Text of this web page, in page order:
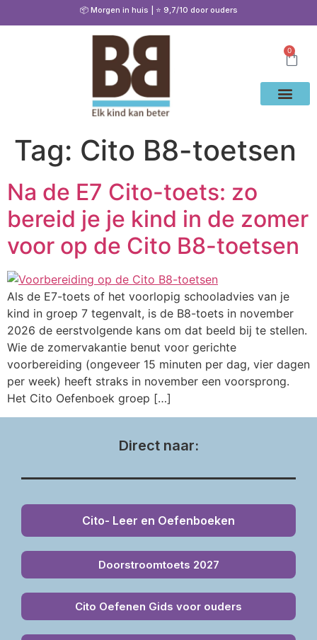
📦 Morgen in huis | ⭐ 9,7/10 door ouders
0
Tag: Cito B8-toetsen
Na de E7 Cito-toets: zo
bereid je je kind in de zomer
voor op de Cito B8-toetsen
Als de E7-toets of het voorlopig schooladvies van je
kind in groep 7 tegenvalt, is de B8-toets in november
2026 de eerstvolgende kans om dat beeld bij te stellen.
Wie de zomervakantie benut voor gerichte
voorbereiding (ongeveer 15 minuten per dag, vier dagen
per week) heeft straks in november een voorsprong.
Het Cito Oefenboek groep […]
Direct naar:
Cito- Leer en Oefenboeken
Doorstroomtoets 2027
Cito Oefenen Gids voor ouders